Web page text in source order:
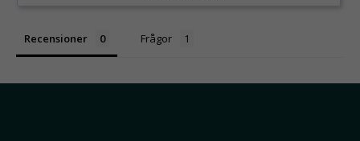
Recensioner Frågor